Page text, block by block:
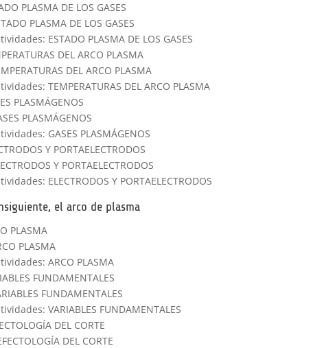
PLASMA DE LOS GASES
PLASMA DE LOS GASES
ESTADO PLASMA DE LOS GASES
DEL ARCO PLASMA
DEL ARCO PLASMA
TEMPERATURAS DEL ARCO PLASMA
PLASMÁGENOS
PLASMÁGENOS
GASES PLASMÁGENOS
Y PORTAELECTRODOS
Y PORTAELECTRODOS
ELECTRODOS Y PORTAELECTRODOS
el arco de plasma
PLASMA
PLASMA
ARCO PLASMA
FUNDAMENTALES
FUNDAMENTALES
VARIABLES FUNDAMENTALES
DEL CORTE
DEL CORTE